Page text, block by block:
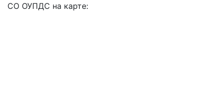
СО ОУПДС на карте: